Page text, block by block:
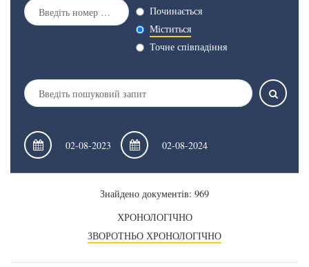
Починається
Міститься
Точне співпадіння
Знайдено документів: 969
ХРОНОЛОГІЧНО
ЗВОРОТНЬО ХРОНОЛОГІЧНО